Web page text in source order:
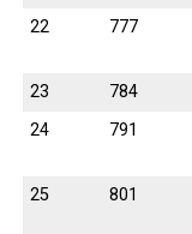
22
777
23
784
24
791
25
801